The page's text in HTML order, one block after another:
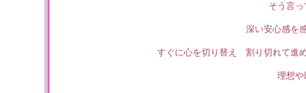
そう言
深い安心感を
すぐに心を切り替え 割り切れて進
理想や